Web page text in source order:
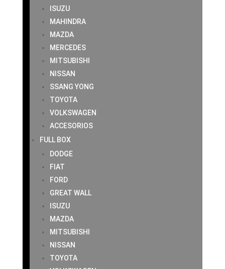
ISUZU
MAHINDRA
MAZDA
MERCEDES
MITSUBISHI
NISSAN
SSANG YONG
TOYOTA
VOLKSWAGEN
ACCESORIOS
FULL BOX
DODGE
FIAT
FORD
GREAT WALL
ISUZU
MAZDA
MITSUBISHI
NISSAN
TOYOTA